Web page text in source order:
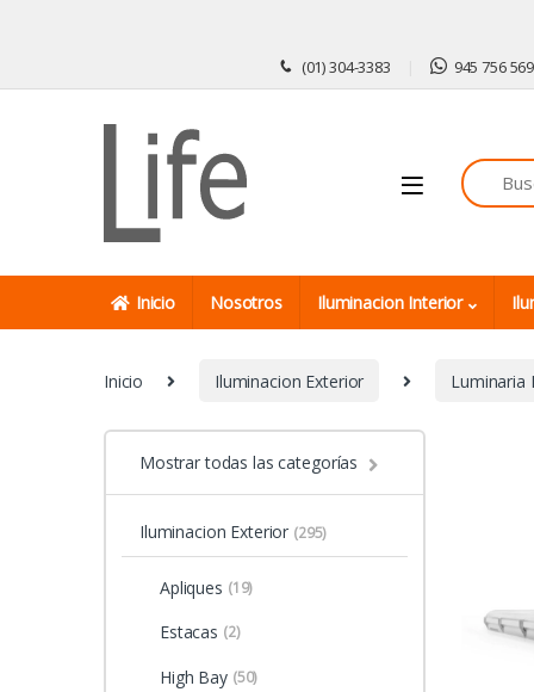
(01) 304-3383 945 756 569
Inicio Nosotros Iluminacion Interior
Inicio Iluminacion Exterior Luminaria
Mostrar todas las categorías
Iluminacion Exterior (295)
Apliques (19)
Estacas (2)
High Bay (50)